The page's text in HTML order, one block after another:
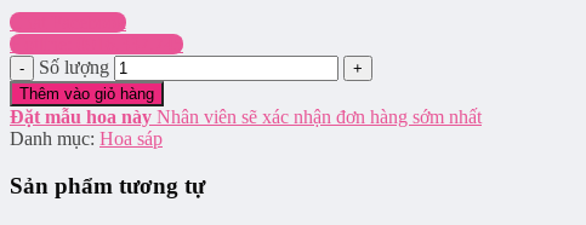
Chat Facebook
Hotline: 0916.337.745
Số lượng
Thêm vào giỏ hàng
Đặt mẫu hoa này Nhân viên sẽ xác nhận đơn hàng sớm nhất
Danh mục: Hoa sáp
Sản phẩm tương tự